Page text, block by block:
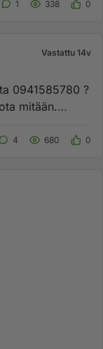
1 338 0
Vastattu 14v
0941585780 ?
mitään.
4 680 0